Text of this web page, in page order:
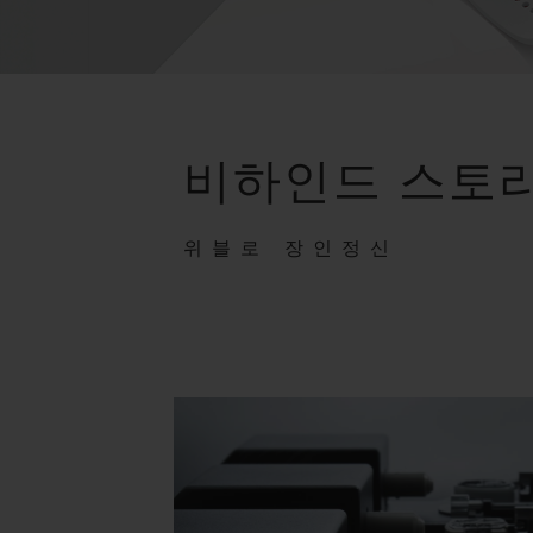
비하인드 스토
위블로 장인정신